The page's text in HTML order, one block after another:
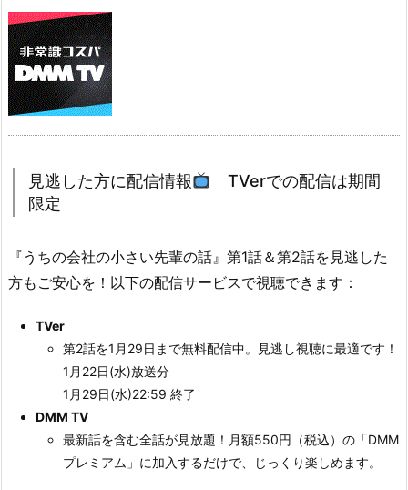
見逃した方に配信情報
TVerでの配信は期間
限定
『うちの会社の小さい先輩の話』第1話＆第2話を見逃した
方もご安心を！以下の配信サービスで視聴できます：
TVer
第2話を1月29日まで無料配信中。見逃し視聴に最適です！
1月22日(水)放送分
1月29日(水)22:59 終了
DMM TV
最新話を含む全話が見放題！月額550円（税込）の「DMM
プレミアム」に加入するだけで、じっくり楽しめます。